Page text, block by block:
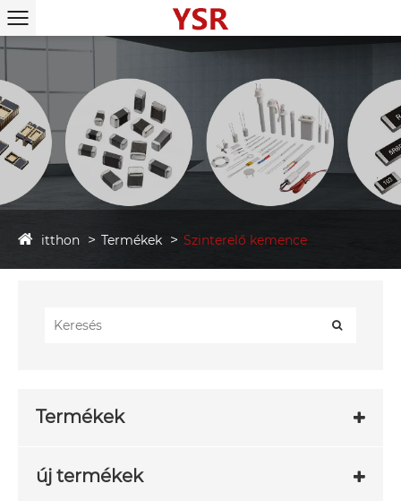
itthon Termékek Szinterelő kemence
Termékek
új termékek